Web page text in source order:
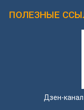
ПОЛЕЗНЫЕ
Дзен-канал